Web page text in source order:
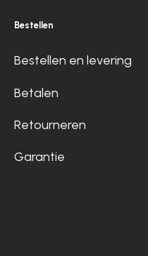
Bestellen
Bestellen en levering
Betalen
Retourneren
Garantie